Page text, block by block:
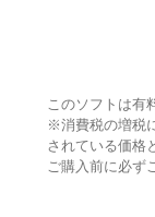
このソフトは有
※消費税の増税
されている価格
ご購入前に必ず